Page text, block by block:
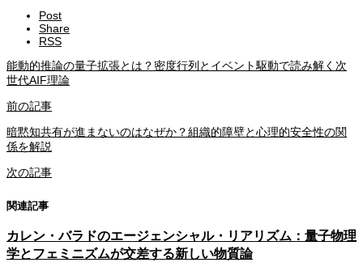
Post
Share
RSS
能動的推論の量子拡張とは？密度行列とイベント駆動で読み解く次
世代AIF理論
前の記事
暗黙知共有が進まないのはなぜか？組織的障壁と心理的安全性の関
係を解説
次の記事
関連記事
カレン・バラドのエージェンシャル・リアリズム：量子物理
学とフェミニズムが交差する新しい物質論